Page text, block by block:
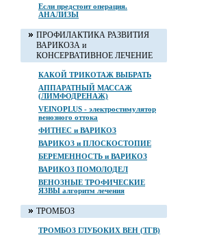
Если предстоит операция.
АНАЛИЗЫ
ПРОФИЛАКТИКА РАЗВИТИЯ
ВАРИКОЗА и
КОНСЕРВАТИВНОЕ ЛЕЧЕНИЕ
КАКОЙ ТРИКОТАЖ ВЫБРАТЬ
АППАРАТНЫЙ МАССАЖ
(ЛИМФОДРЕНАЖ)
VEINOPLUS - электростимулятор
венозного оттока
ФИТНЕС и ВАРИКОЗ
ВАРИКОЗ и ПЛОСКОСТОПИЕ
БЕРЕМЕННОСТЬ и ВАРИКОЗ
ВАРИКОЗ ПОМОЛОДЕЛ
ВЕНОЗНЫЕ ТРОФИЧЕСКИЕ
ЯЗВЫ алгоритм лечения
ТРОМБОЗ
ТРОМБОЗ ГЛУБОКИХ ВЕН (ТГВ)